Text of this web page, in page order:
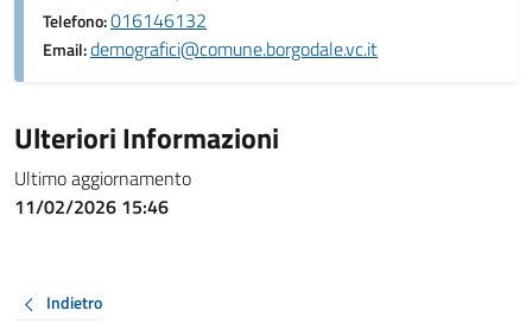
Telefono:016146132
Email:demografici@comune.borgodale.vc.it
Ulteriori Informazioni
Ultimo aggiornamento
11/02/2026 15:46
Indietro